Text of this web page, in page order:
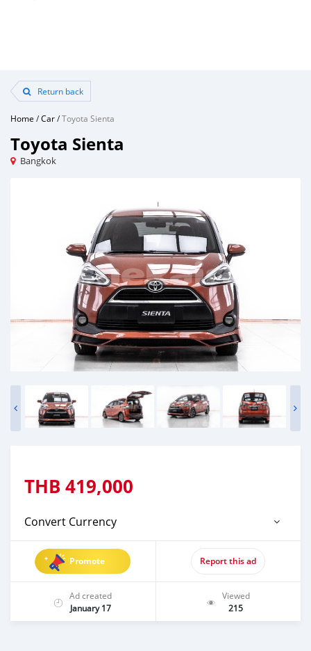
Return back
Home /Car/Toyota Sienta
Toyota Sienta
Bangkok
THB 419,000
Convert Currency
Promote Report this ad
Ad created
January 17
Viewed
215